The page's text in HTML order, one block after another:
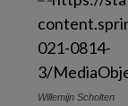
Willemijn Scholten